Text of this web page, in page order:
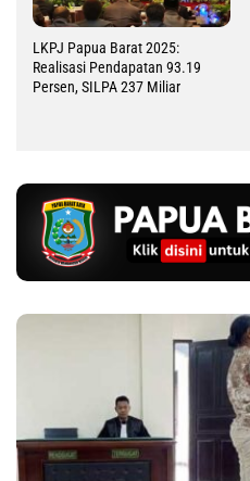
LKPJ Papua Barat 2025:
Realisasi Pendapatan 93.19
Persen, SILPA 237 Miliar